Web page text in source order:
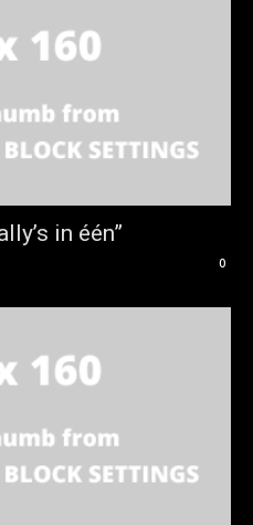
in één”
0